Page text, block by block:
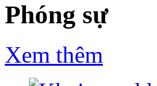
Phóng sự
Xem thêm